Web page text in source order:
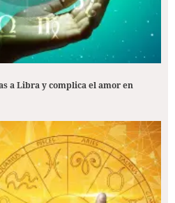
a Libra y complica el amor en